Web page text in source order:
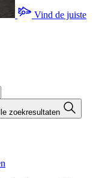
Vind de juiste
zoekresultaten